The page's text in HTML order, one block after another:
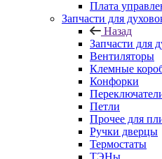
Плата
Запчасти для
Назад
Запчасти для
Вентиляторы
Клемные
Конфорки
Петли
Прочее для
Ручки дверцы
Термостаты
ТЭНы